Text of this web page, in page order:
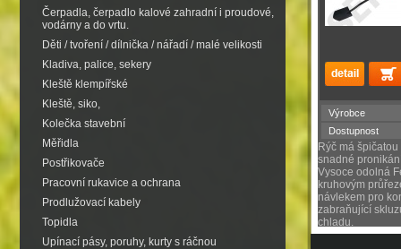
Čerpadla, čerpadlo kalové zahradní i proudové,
vodárny a do vrtu.
Děti / tvoření / dílnička / nářadí / malé velikosti
Kladiva, palice, sekery
Kleště klempířské
Kleště, siko,
Kolečka stavební
Měřidla
Postřikovače
Pracovní rukavice a ochrana
Prodlužovací kabely
Topidla
Upínací pásy, poruhy, kurty s ráčnou
Výrobce
Dostupnost
Rýč má
snadné
Vysoce odolná
kruhovým
návlekem pro
zabraňující
chladu.